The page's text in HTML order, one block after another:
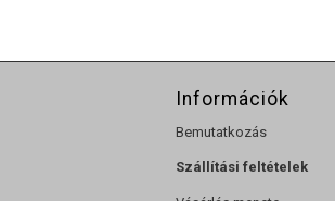
Információk
Bemutatkozás
Szállítási feltételek